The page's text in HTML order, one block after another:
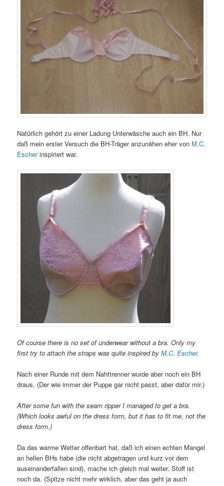
Natürlich gehört zu einer Ladung Unterwäsche auch ein BH. Nur
daß mein erster Versuch die BH-Träger anzunähen eher von M.C.
Escherinspiriert war.
Of course there is no set of underwear without a bra. Only my
first try to attach the straps was quite inspired byM.C. Escher.
Nach einer Runde mit dem Nahttrenner wurde aber noch ein BH
draus. (Der wie immer der Puppe gar nicht passt, aber dafür mir.)
After some fun with the seam ripper I managed to get a bra.
(Which looks awful on the dress form, but it has to fit me, not the
dress form.)
Da das warme Wetter offenbart hat, daß ich einen echten Mangel
an hellen BHs habe (die nicht abgetragen und kurz vor dem
auseinanderfallen sind), mache ich gleich mal weiter. Stoff ist
noch da. (Spitze nicht mehr wirklich, aber das geht ja auch